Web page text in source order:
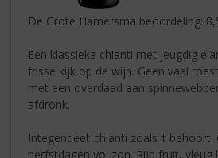
De Grote Hamersma beoordeling:
Een klassieke chianti met jeugdig
frisse kijk op de wijn. Geen vaal
met een overdaad aan
afdronk.
Integendeel: chianti zoals ‘t
herfstdagen vol zon. Rijp fruit, vleug